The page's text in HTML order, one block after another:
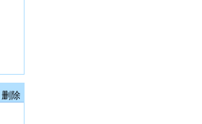
删除